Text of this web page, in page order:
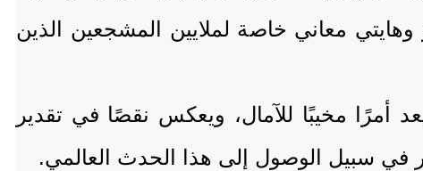
وهايتي معاني خاصة لملايين المشجعين الذين
أمرًا مخيبًا للآمال، ويعكس نقصًا في تقدير
في سبيل الوصول إلى هذا الحدث العالمي.